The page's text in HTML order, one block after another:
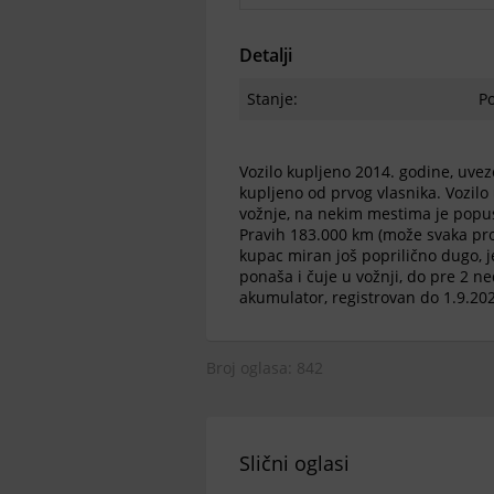
Detalji
Stanje:
Vozilo kupljeno 2014. godine,
kupljeno od prvog vlasnika.
vožnje, na nekim mestima je
Pravih 183.000 km (može svaka
kupac miran još poprilično dugo,
ponaša i čuje u vožnji, do pre 2
akumulator, registrovan do
Broj oglasa: 842
Slični oglasi